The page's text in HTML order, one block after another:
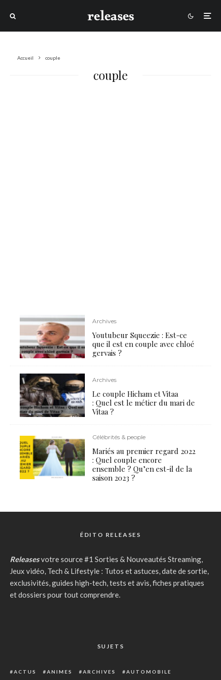
Accueil couple
couple
Archives
Youtubeur Squeezie : Est-ce
que il est en couple avec chloé
gervais ?
Archives
Le couple Hicham et Vitaa
: Quel est le métier du mari de
Vitaa ?
Célébrités & people
Mariés au premier regard 2022
: Quel couple encore
ensemble ? Qu’en est-il de la
saison 2023 ?
ÉDITO RELEASES
Releasesvotre source #1 Sorties & Nouveautés Streaming,
Jeux vidéo, Tech & Lifestyle : Tutos et astuces, date de sortie,
exclusivités, guides high-tech, tests et avis, fiches pratiques
et dossiers pour tout comprendre.
SUJETS
ACTUS ANIMES ARCHIVES
AUTOMOBILE